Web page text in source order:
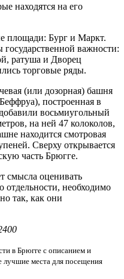
находятся на его
площади: Бург и Маркт.
важности:
ратуша и Дворец
торговые ряды.
(или дозорная) башня
построенная в
восьмиугольный
на ней 47 колоколов,
находится смотровая
Сверху открывается
часть Брюгге.
смысла оценивать
отдельности, необходимо
так, как они
в Брюгге с описанием и
места для посещения